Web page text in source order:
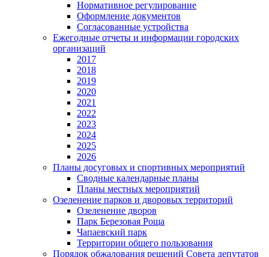
Нормативное регулирование
Оформление документов
Согласованные устройства
Ежегодные отчеты и информации городских
организаций
2017
2018
2019
2020
2021
2022
2023
2024
2025
2026
Планы досуговых и спортивных мероприятий
Сводные календарные планы
Планы местных мероприятий
Озеленение парков и дворовых территорий
Озеленение дворов
Парк Березовая Роща
Чапаевский парк
Территории общего пользования
Порядок обжалования решений Совета депутатов